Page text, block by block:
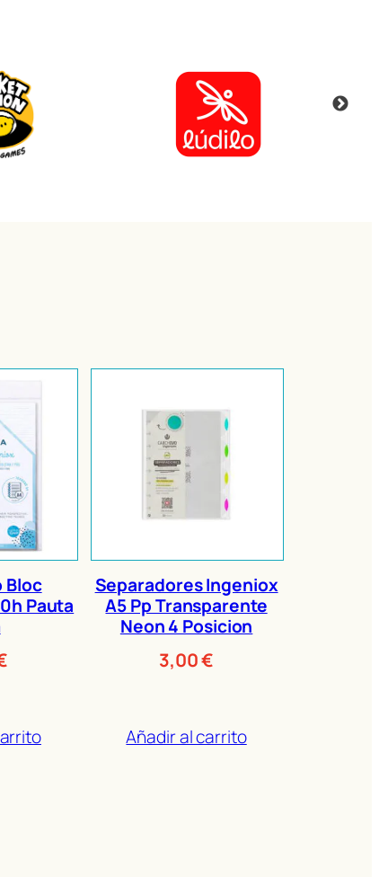
Bloc
Pauta
Separadores Ingeniox
A5 Pp Transparente
Neon 4 Posicion
3,00€
Añadir al carrito